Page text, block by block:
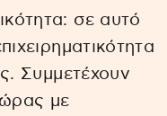
σε αυτό
Συμμετέχουν
με